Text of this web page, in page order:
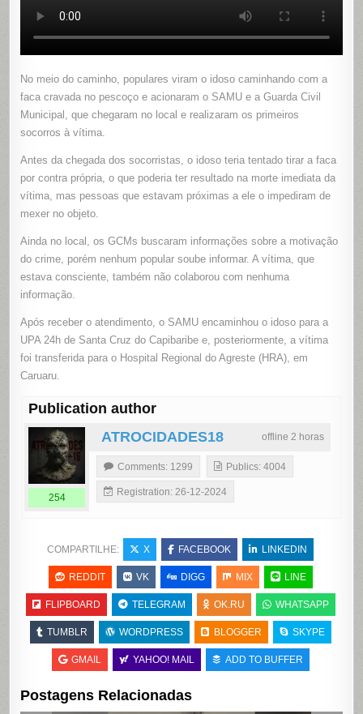
No meio do caminho, populares viram o idoso caminhando com a
faca cravada no pescoço e acionaram o SAMU e a Guarda Civil
Municipal, que chegaram no local e realizaram os primeiros
socorros à vítima.
Antes da chegada dos socorristas, o idoso teria tentado tirar a faca
por contra própria, o que poderia ter resultado na morte imediata da
vítima, mas pessoas que estavam próximas a ele o impediram de
mexer no objeto.
Ainda no local, os GCMs buscaram informações sobre a motivação
do crime, porém nenhum popular soube informar. A vítima, que
estava consciente, também não colaborou com nenhuma
informação.
Após receber o atendimento, o SAMU encaminhou o idoso para a
UPA 24h de Santa Cruz do Capibaribe e, posteriormente, a vítima
foi transferida para o Hospital Regional do Agreste (HRA), em
Caruaru.
Publication author
offline 2 horas
ATROCIDADES18
254
Comments: 1299 Publics: 4004
Registration: 26-12-2024
COMPARTILHE: X FACEBOOK LINKEDIN
REDDIT VK DIGG MIX LINE
FLIPBOARD TELEGRAM OK.RU WHATSAPP
TUMBLR WORDPRESS BLOGGER SKYPE
GMAIL YAHOO! MAIL ADD TO BUFFER
Postagens Relacionadas